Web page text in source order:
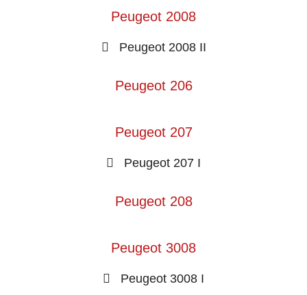
Peugeot 2008
Peugeot 2008 II
Peugeot 206
Peugeot 207
Peugeot 207 I
Peugeot 208
Peugeot 3008
Peugeot 3008 I